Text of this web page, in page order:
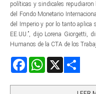
políticas y sindicales
del Fondo Monetario
del Imperio y por lo tanto aplica
EE.UU.”, dijo Lorena Giorgetti,
Humanos de la CTA de los
FacebookWhatsApp